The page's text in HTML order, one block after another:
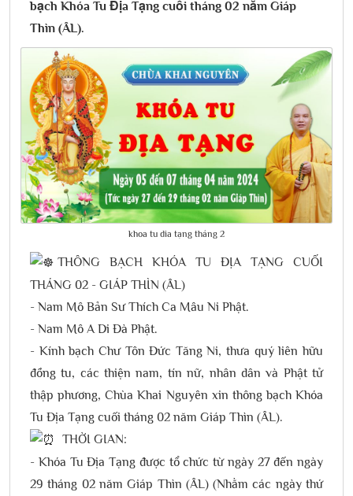
bạch Khóa Tu Địa Tạng cuối tháng 02 năm Giáp
Thìn (ÂL).​
khoa tu dia tạng tháng 2
THÔNG BẠCH KHÓA TU ĐỊA TẠNG CUỐI
THÁNG 02 - GIÁP THÌN (ÂL)
- Nam Mô Bản Sư Thích Ca Mâu Ni Phật.
- Nam Mô A Di Đà Phật.
- Kính bạch Chư Tôn Đức Tăng Ni, thưa quý liên hữu
đồng tu, các thiện nam, tín nữ, nhân dân và Phật tử
thập phương, Chùa Khai Nguyên xin thông bạch Khóa
Tu Địa Tạng cuối tháng 02 năm Giáp Thìn (ÂL).
THỜI GIAN:
- Khóa Tu Địa Tạng được tổ chức từ ngày 27 đến ngày
29 tháng 02 năm Giáp Thìn (ÂL) (Nhằm các ngày thứ